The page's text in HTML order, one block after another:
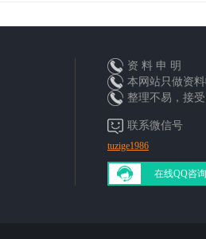
资 料 申 明
本网站只做资
整理不易，接
联系微信号
tuzige1986
在线QQ咨询